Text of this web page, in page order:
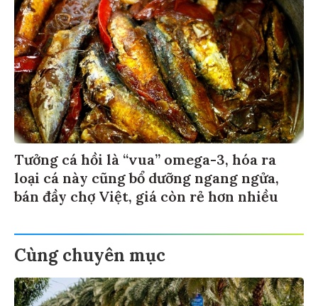
Tưởng cá hồi là “vua” omega-3, hóa ra
loại cá này cũng bổ dưỡng ngang ngửa,
bán đầy chợ Việt, giá còn rẻ hơn nhiều
Cùng chuyên mục